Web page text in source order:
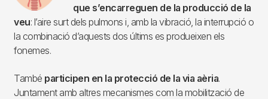
que s’encarreguen de la producció de la
veu: l’aire surt dels pulmons i, amb la vibració, la interrupció o
la combinació d’aquests dos últims es produeixen els
fonemes.
També participen en la protecció de la via aèria.
Juntament amb altres mecanismes com la mobilització de